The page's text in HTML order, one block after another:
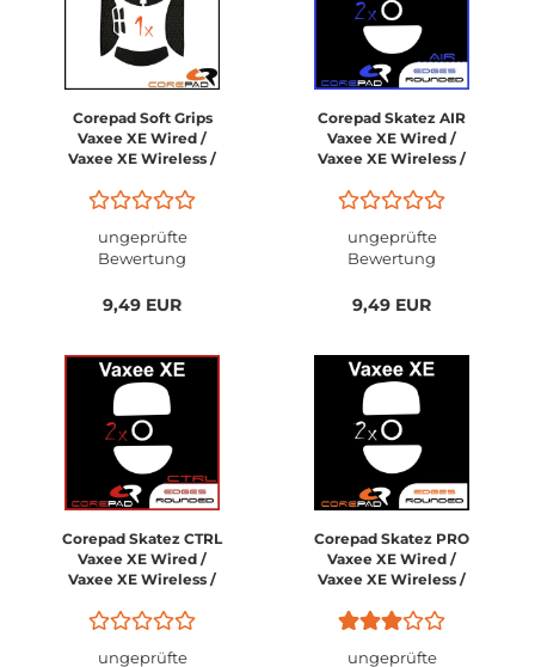
Corepad Soft Grips
Vaxee XE Wired /
Vaxee XE Wireless /
ungeprüfte
Bewertung
9,49 EUR
Corepad Skatez AIR
Vaxee XE Wired /
Vaxee XE Wireless /
ungeprüfte
Bewertung
9,49 EUR
Corepad Skatez CTRL
Vaxee XE Wired /
Vaxee XE Wireless /
ungeprüfte
Corepad Skatez PRO
Vaxee XE Wired /
Vaxee XE Wireless /
ungeprüfte